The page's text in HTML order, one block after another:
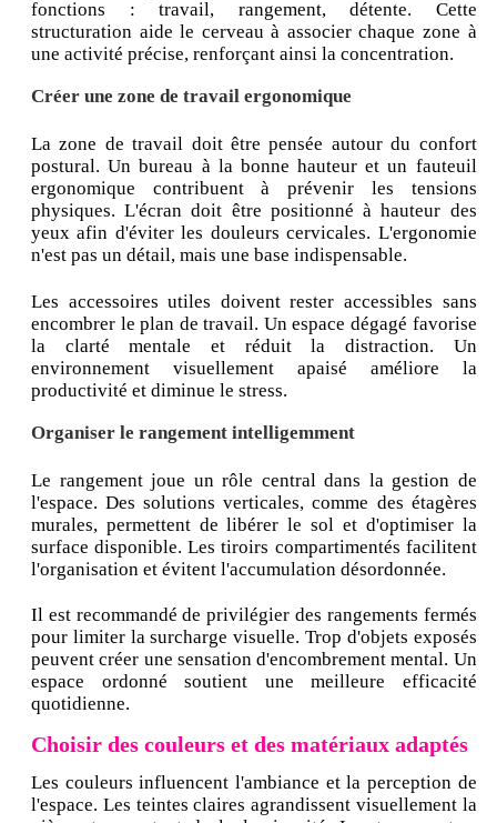
fonctions : travail, rangement, détente. Cette
structuration aide le cerveau à associer chaque zone à
une activité précise, renforçant ainsi la concentration.
Créer une zone de travail ergonomique
La zone de travail doit être pensée autour du confort
postural. Un bureau à la bonne hauteur et un fauteuil
ergonomique contribuent à prévenir les tensions
physiques. L'écran doit être positionné à hauteur des
yeux afin d'éviter les douleurs cervicales. L'ergonomie
n'est pas un détail, mais une base indispensable.
Les accessoires utiles doivent rester accessibles sans
encombrer le plan de travail. Un espace dégagé favorise
la clarté mentale et réduit la distraction. Un
environnement visuellement apaisé améliore la
productivité et diminue le stress.
Organiser le rangement intelligemment
Le rangement joue un rôle central dans la gestion de
l'espace. Des solutions verticales, comme des étagères
murales, permettent de libérer le sol et d'optimiser la
surface disponible. Les tiroirs compartimentés facilitent
l'organisation et évitent l'accumulation désordonnée.
Il est recommandé de privilégier des rangements fermés
pour limiter la surcharge visuelle. Trop d'objets exposés
peuvent créer une sensation d'encombrement mental. Un
espace ordonné soutient une meilleure efficacité
quotidienne.
Choisir des couleurs et des matériaux adaptés
Les couleurs influencent l'ambiance et la perception de
l'espace. Les teintes claires agrandissent visuellement la